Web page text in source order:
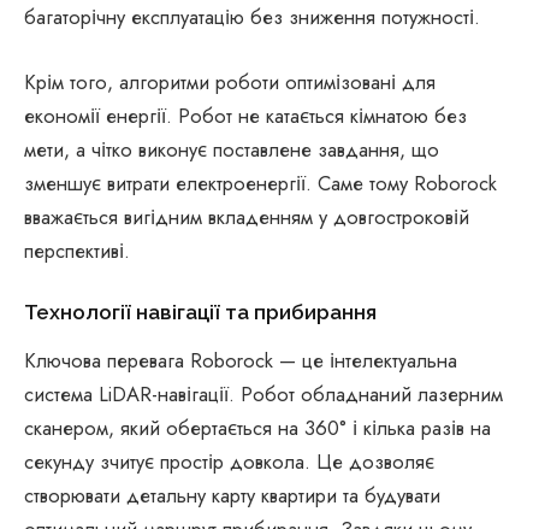
багаторічну експлуатацію без зниження потужності.
Крім того, алгоритми роботи оптимізовані для
економії енергії. Робот не катається кімнатою без
мети, а чітко виконує поставлене завдання, що
зменшує витрати електроенергії. Саме тому Roborock
вважається вигідним вкладенням у довгостроковій
перспективі.
Технології навігації та прибирання
Ключова перевага Roborock — це інтелектуальна
система LiDAR-навігації. Робот обладнаний лазерним
сканером, який обертається на 360° і кілька разів на
секунду зчитує простір довкола. Це дозволяє
створювати детальну карту квартири та будувати